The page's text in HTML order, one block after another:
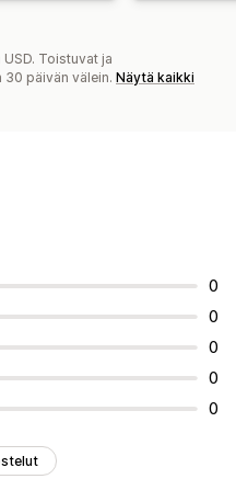
käsittely
Toistuvat ja
päivän välein. Näytä kaikki
0
0
0
0
0